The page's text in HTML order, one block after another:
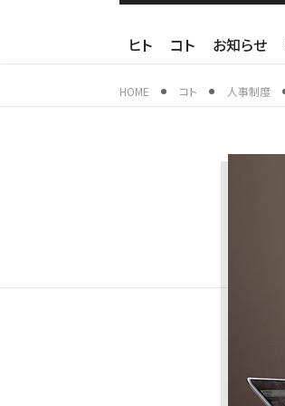
ヒト コト お知らせ
HOME コト 人事制度